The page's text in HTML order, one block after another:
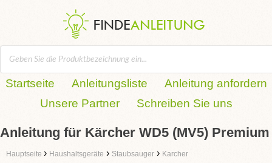
Startseite Anleitungsliste
Anleitung anfordern
Unsere Partner
Schreiben Sie uns
Anleitung für Kärcher WD5 (MV5) Premium
Hauptseite › Haushaltsgeräte › Staubsauger › Karcher